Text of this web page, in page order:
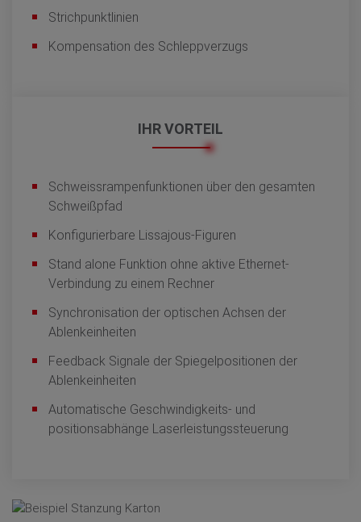
Strichpunktlinien
Kompensation des Schleppverzugs
IHR VORTEIL
Schweissrampenfunktionen über den gesamten
Schweißpfad
Konfigurierbare Lissajous-Figuren
Stand alone Funktion ohne aktive Ethernet-
Verbindung zu einem Rechner
Synchronisation der optischen Achsen der
Ablenkeinheiten
Feedback Signale der Spiegelpositionen der
Ablenkeinheiten
Automatische Geschwindigkeits- und
positionsabhänge Laserleistungssteuerung